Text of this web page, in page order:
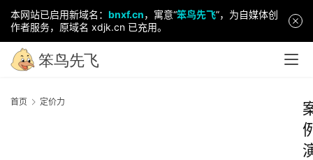
本网站已启用新域名： bnxf.cn，寓意“笨鸟先飞”，为自媒体创
作者服务，原域名 xdjk.cn 已充用。
首页 定价力